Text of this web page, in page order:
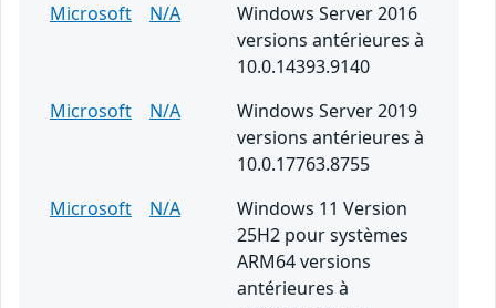
Microsoft
N/A
Windows Server 2016
versions antérieures à
10.0.14393.9140
Microsoft
N/A
Windows Server 2019
versions antérieures à
10.0.17763.8755
Microsoft
N/A
Windows 11 Version
25H2 pour systèmes
ARM64 versions
antérieures à